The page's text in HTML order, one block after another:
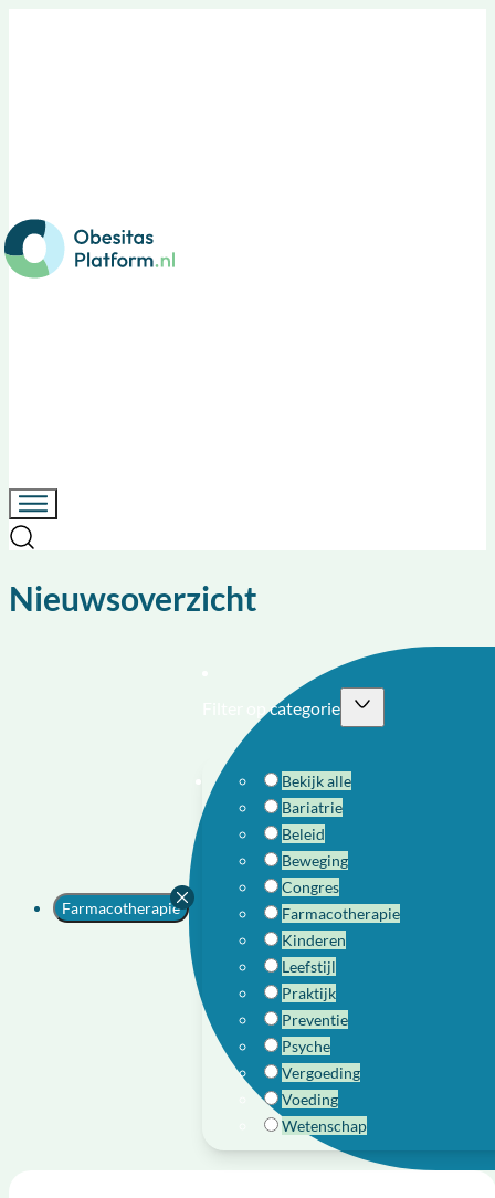
Nieuwsoverzicht
Farmacotherapie
Filter op categorie
Bekijk alle
Bariatrie
Beleid
Beweging
Congres
Farmacotherapie
Kinderen
Leefstijl
Praktijk
Preventie
Psyche
Vergoeding
Voeding
Wetenschap